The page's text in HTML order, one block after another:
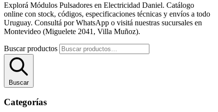
Explorá Módulos Pulsadores en Electricidad Daniel. Catálogo
online con stock, códigos, especificaciones técnicas y envíos a todo
Uruguay. Consultá por WhatsApp o visitá nuestras sucursales en
Montevideo (Miguelete 2041, Villa Muñoz).
Buscar productos
Buscar
Categorías